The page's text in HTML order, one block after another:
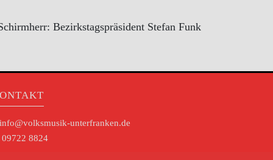
Bezirkstagspräsident Stefan Funk
unterfranken.de
8824